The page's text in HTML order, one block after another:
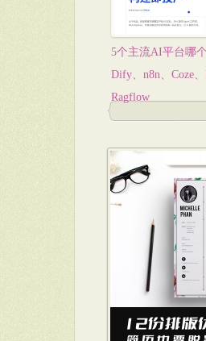
5个主流AI平台哪
Dify、n8n、Coze、
Ragflow